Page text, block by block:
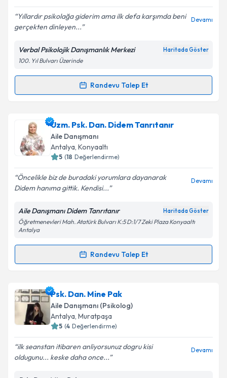
Metni'ni okudum ve kişisel verilerimin belirtilen
kapsamda işlenmesini kabul ediyorum.
Takvim Talebini Gönder
Yıllardır psikolağa giderim ama ilk defa karşımda beni
gerçekten dinleyen...
Devamı
Verbal Psikolojik Danışmanlık Merkezi Haritada Göster
100. Yıl Bulvarı Üzerinde
Randevu Talep Et
Randevu Takvimi Talebi
Aile Danışmanı Hüsameddin Ekiciiçin randevu
takvimi talebi oluşturun. Size bu uzmandan randevu
almanız için bir takvim hazırlandığında e-posta ile
bilgilendireceğiz.
E-posta Adresiniz
Kişisel verilerimin işlenmesine ilişkinAydınlatma
kapsamda işlenmesini kabul ediyorum.
Uzm. Psk. Dan. Didem Tanrıtanır
Aile Danışmanı
Antalya, Konyaaltı
5 (18 Değerlendirme)
Öncelikle biz de buradaki yorumlara dayanarak
Didem hanıma gittik. Kendisi...
Devamı
Aile Danışmanı Didem Tanrıtanır Haritada Göster
Öğretmenevleri Mah. Atatürk Bulvarı K:5 D:1/7 Zeki Plaza Konyaaltı
Antalya
Randevu Talep Et
Randevu Takvimi Talebi
Uzm. Psk. Dan. Didem Tanrıtanır
takvimi talebi oluşturun. Size bu uzmandan randevu
almanız için bir takvim hazırlandığında e-posta ile
bilgilendireceğiz.
E-posta Adresiniz
Psk. Dan. Mine Pak
Aile Danışmanı (Psikolog)
Antalya, Muratpaşa
5 (4 Değerlendirme)
ilk seanstan itibaren anliyorsunuz dogru kisi
oldugunu... keske daha once...
Devamı